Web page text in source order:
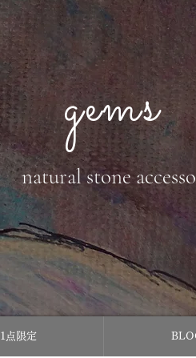
gems
natural stone
1点限定